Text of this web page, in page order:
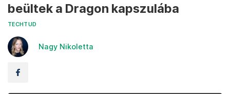
beültek a Dragon kapszulába
TECHTUD
Nagy Nikoletta